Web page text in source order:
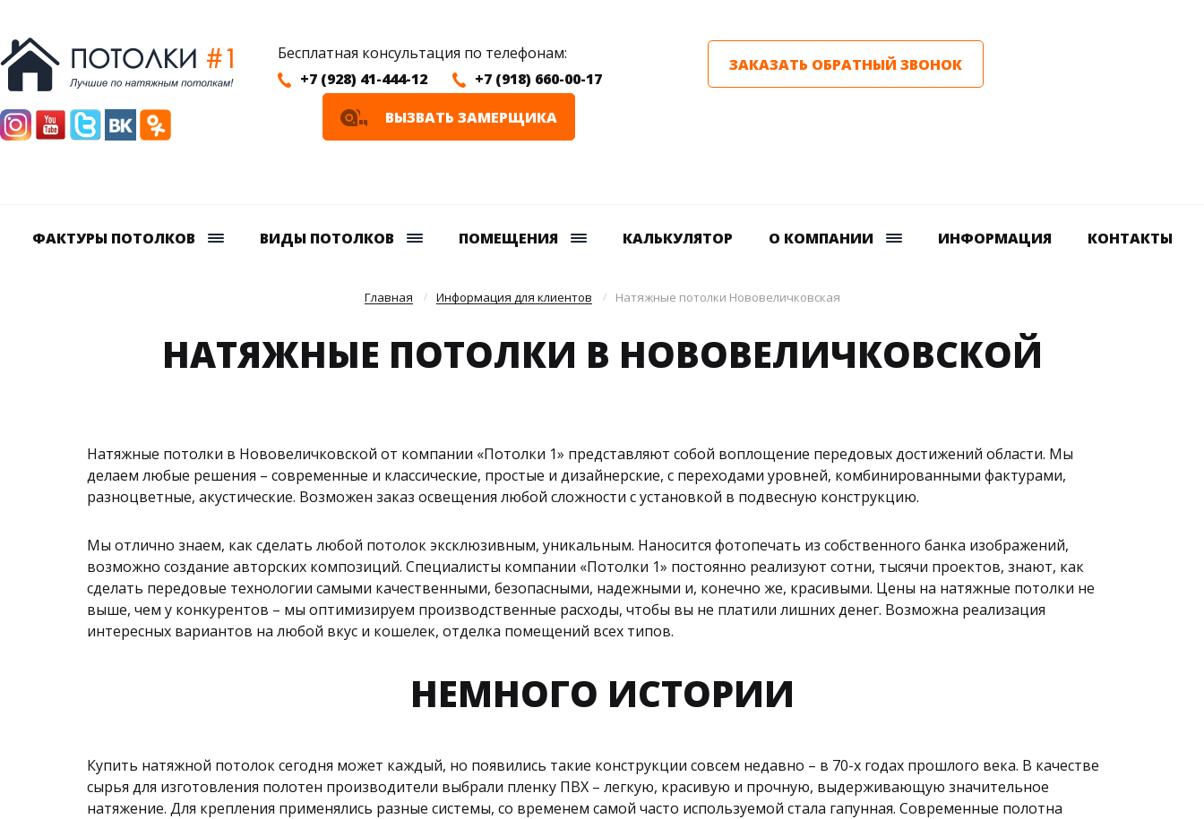
Бесплатная консультация по телефонам:
+7 (928) 41-444-12
+7 (918) 660-00-17
ЗАКАЗАТЬ ОБРАТНЫЙ ЗВОНОК
ВЫЗВАТЬ ЗАМЕРЩИКА
ФАКТУРЫ ПОТОЛКОВ ВИДЫ ПОТОЛКОВ ПОМЕЩЕНИЯ КАЛЬКУЛЯТОР О КОМПАНИИ ИНФОРМАЦИЯ КОНТАКТЫ
Главная Информация для клиентов Натяжные потолки Нововеличковская
НАТЯЖНЫЕ ПОТОЛКИ В НОВОВЕЛИЧКОВСКОЙ
Натяжные потолки в Нововеличковской от компании «Потолки 1» представляют собой воплощение передовых достижений области. Мы
делаем любые решения – современные и классические, простые и дизайнерские, с переходами уровней, комбинированными фактурами,
разноцветные, акустические. Возможен заказ освещения любой сложности с установкой в подвесную конструкцию.
Мы отлично знаем, как сделать любой потолок эксклюзивным, уникальным. Наносится фотопечать из собственного банка изображений,
возможно создание авторских композиций. Специалисты компании «Потолки 1» постоянно реализуют сотни, тысячи проектов, знают, как
сделать передовые технологии самыми качественными, безопасными, надежными и, конечно же, красивыми. Цены на натяжные потолки не
выше, чем у конкурентов – мы оптимизируем производственные расходы, чтобы вы не платили лишних денег. Возможна реализация
интересных вариантов на любой вкус и кошелек, отделка помещений всех типов.
НЕМНОГО ИСТОРИИ
Купить натяжной потолок сегодня может каждый, но появились такие конструкции совсем недавно – в 70-х годах прошлого века. В качестве
сырья для изготовления полотен производители выбрали пленку ПВХ – легкую, красивую и прочную, выдерживающую значительное
натяжение. Для крепления применялись разные системы, со временем самой часто используемой стала гапунная. Современные полотна